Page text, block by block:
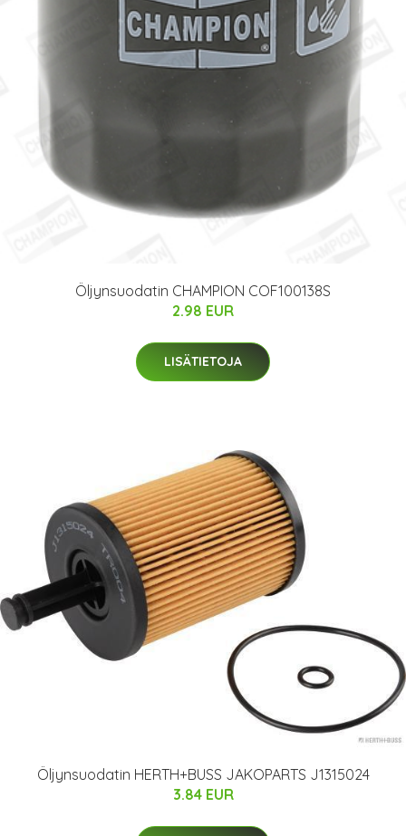
Öljynsuodatin CHAMPION COF100138S
2.98 EUR
LISÄTIETOJA
Öljynsuodatin HERTH+BUSS JAKOPARTS J1315024
3.84 EUR